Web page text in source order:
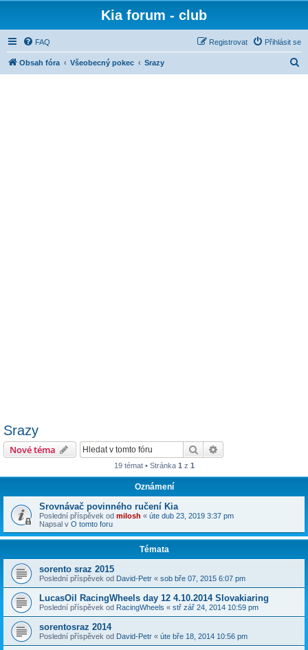
Kia forum - club
FAQ Přihlásit se
Registrovat
Obsah fóra Všeobecný pokec Srazy
Srazy
Nové téma Hledat
19 témat • Stránka 1 z 1
Oznámení
Srovnávač povinného ručení Kia
Poslední příspěvek od milosh « úte dub 23, 2019 3:37 pm
Napsal v O tomto foru
Témata
sorento sraz 2015
Poslední příspěvek od David-Petr « sob bře 07, 2015 6:07 pm
LucasOil RacingWheels day 12 4.10.2014 Slovakiaring
Poslední příspěvek od RacingWheels « stř zář 24, 2014 10:59 pm
sorentosraz 2014
Poslední příspěvek od David-Petr « úte bře 18, 2014 10:56 pm